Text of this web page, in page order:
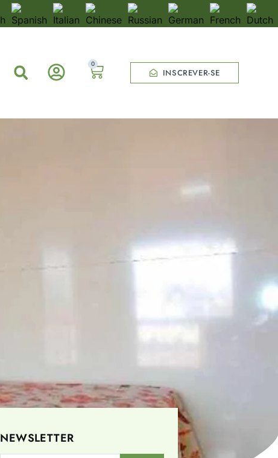
0
INSCREVER-SE
NEWSLETTER